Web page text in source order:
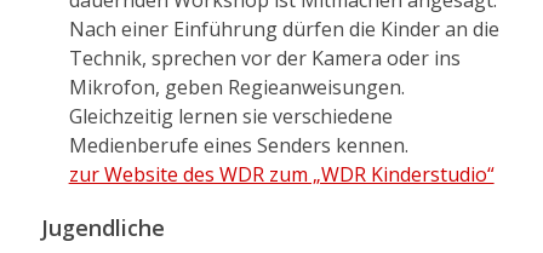
Nach einer Einführung dürfen die Kinder an die
Technik, sprechen vor der Kamera oder ins
Mikrofon, geben Regieanweisungen.
Gleichzeitig lernen sie verschiedene
Medienberufe eines Senders kennen.
zur Website des WDR zum „WDR Kinderstudio“
Jugendliche